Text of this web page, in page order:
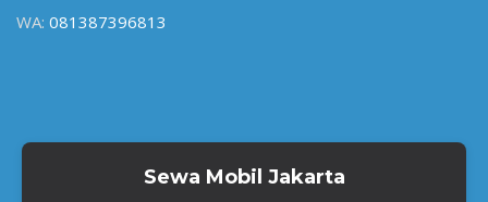
WA: 081387396813
Sewa Mobil Jakarta